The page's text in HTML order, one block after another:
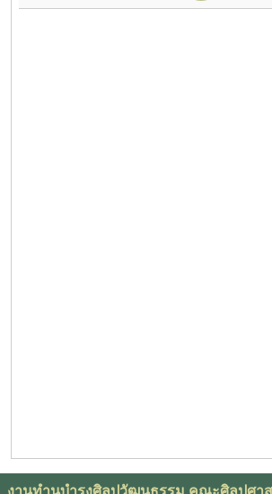
งานทำนุบำรุงศิลปวัฒนธรรม คณะศิลปศา